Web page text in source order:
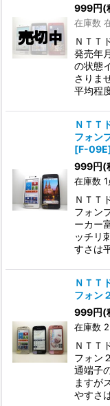
999円(
在庫数
ＮＴＴ
発売年
の状態
さりま
平均程
ＮＴＴ
フォン
[F-09E
999円(
在庫数 1
ＮＴＴ
フォン
ーカー
ッチリ
すさは
ＮＴＴ
フォン
999円(
在庫数
ＮＴＴ
フォン
通端子
ますが
やすさ